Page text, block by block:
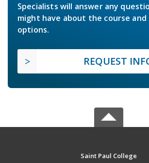
Specialists will answer any
might have about the course and
options.
REQUEST
Saint Paul College